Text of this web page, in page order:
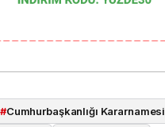
#Cumhurbaşkanlığı Kararnamesi